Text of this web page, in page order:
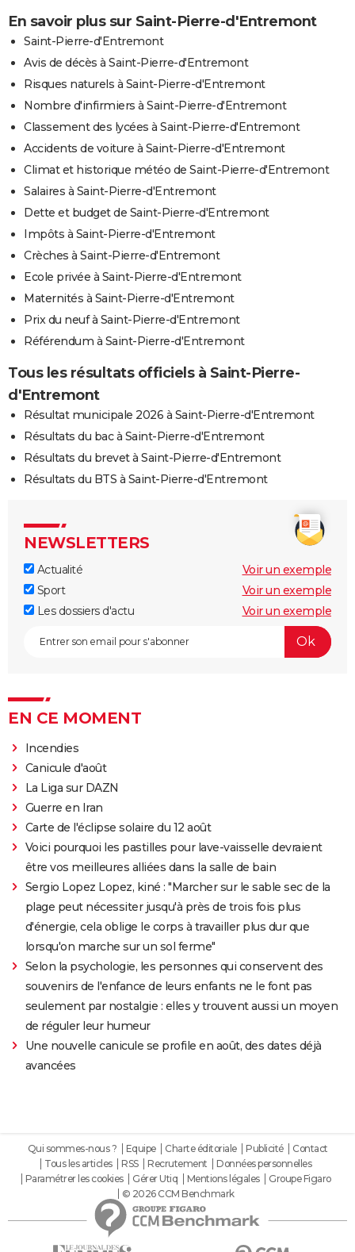
En savoir plus sur Saint-Pierre-d'Entremont
Saint-Pierre-d'Entremont
Avis de décès à Saint-Pierre-d'Entremont
Risques naturels à Saint-Pierre-d'Entremont
Nombre d'infirmiers à Saint-Pierre-d'Entremont
Classement des lycées à Saint-Pierre-d'Entremont
Accidents de voiture à Saint-Pierre-d'Entremont
Climat et historique météo de Saint-Pierre-d'Entremont
Salaires à Saint-Pierre-d'Entremont
Dette et budget de Saint-Pierre-d'Entremont
Impôts à Saint-Pierre-d'Entremont
Crèches à Saint-Pierre-d'Entremont
Ecole privée à Saint-Pierre-d'Entremont
Maternités à Saint-Pierre-d'Entremont
Prix du neuf à Saint-Pierre-d'Entremont
Référendum à Saint-Pierre-d'Entremont
Tous les résultats officiels à Saint-Pierre-
d'Entremont
Résultat municipale 2026 à Saint-Pierre-d'Entremont
Résultats du bac à Saint-Pierre-d'Entremont
Résultats du brevet à Saint-Pierre-d'Entremont
Résultats du BTS à Saint-Pierre-d'Entremont
NEWSLETTERS
Actualité
Voir un exemple
Sport
Voir un exemple
Les dossiers d'actu
Voir un exemple
EN CE MOMENT
Incendies
Canicule d'août
La Liga sur DAZN
Guerre en Iran
Carte de l'éclipse solaire du 12 août
Voici pourquoi les pastilles pour lave-vaisselle devraient
être vos meilleures alliées dans la salle de bain
Sergio Lopez Lopez, kiné : "Marcher sur le sable sec de la
plage peut nécessiter jusqu'à près de trois fois plus
d'énergie, cela oblige le corps à travailler plus dur que
lorsqu'on marche sur un sol ferme"
Selon la psychologie, les personnes qui conservent des
souvenirs de l'enfance de leurs enfants ne le font pas
seulement par nostalgie : elles y trouvent aussi un moyen
de réguler leur humeur
Une nouvelle canicule se profile en août, des dates déjà
avancées
Qui sommes-nous ? Equipe Charte éditoriale Publicité
Contact
Tous les articles
RSS Recrutement
Données personnelles
Paramétrer les cookies
Gérer Utiq Mentions légales
Groupe Figaro
© 2026 CCM Benchmark